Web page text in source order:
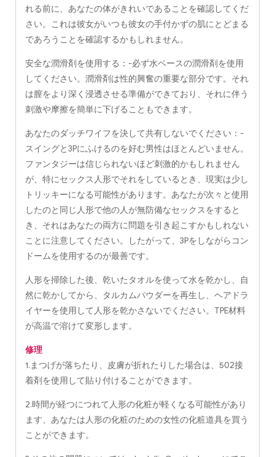
れる前に、あなたの体がきれいであることを確認してくだ
さい。これは彼女がいつも彼女の手付かずの肌にとどまる
であろうことを確認するかもしれません。
安全な潤滑剤を使用する：-必ず水ベースの潤滑剤を使用
してください。潤滑剤は性的興奮の重要な部分です。それ
は膣をより深く浸透させる準備ができており、それに伴う
刺激や摩擦を簡単に下げることもできます。
あなたのダッチワイフを決して共有しないでください：-
スイングと3Pにふけるのを好む男性はほとんどいません。
ファンタジーは信じられないほど刺激的かもしれません
が、特にセックス人形でそれをしているとき、現実は少し
トリッキーになる可能性があります。あなたが次々と使用
したのと同じ人形で他の人が無防備なセックスをすると
き、それはあなたの両方に問題を引き起こすかもしれない
ことに注意してください。したがって、3Pをしながらコン
ドームを使用するのが最善です。
人形を掃除した後、乾いたタオルを使って水を乾かし、自
然に乾かしてから、タルカムパウダーを再生し、ヘアドラ
イヤーを使用して人形を乾かさないでください。TPE材料
が高温で溶けて変形します。
修理
1.まつげが落ちたり、皮膚が折れたりした場合は、502接
着剤を使用して貼り付けることができます。
2.時間が経つにつれて人形の化粧が軽くなる可能性があり
ます、あなたは人形の化粧のための女性の化粧道具を買う
ことができます。